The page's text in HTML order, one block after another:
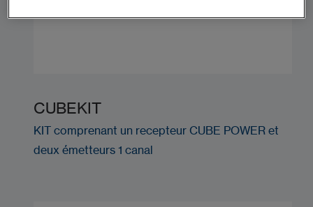
CUBEKIT
KIT comprenant un recepteur CUBE POWER et
deux émetteurs 1 canal